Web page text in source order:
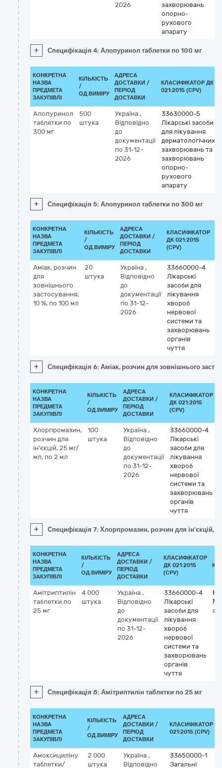
2026
захворювань
опорно-
рухового
апарату
+ Специфікація 4: Алопуринол таблетки по 100 мг
КОНКРЕТНА
НАЗВА
ПРЕДМЕТА
ЗАКУПІВЛІ
КІЛЬКІСТЬ
/
ОД.ВИМІРУ
АДРЕСА
ДОСТАВКИ /
ПЕРІОД
ДОСТАВКИ
КЛАСИФІКАТОР ДК
021:2015 (CPV)
Алопуринол
таблетки по
300 мг
500
штука
Україна ,
Відповідно
до
документації
по 31-12-
2026
33630000-5
Лікарські засоби
для лікування
дерматологічних
захворювань та
захворювань
опорно-
рухового
апарату
+ Специфікація 5: Алопуринол таблетки по 300 мг
КОНКРЕТНА
НАЗВА
ПРЕДМЕТА
ЗАКУПІВЛІ
КІЛЬКІСТЬ
/
ОД.ВИМІРУ
АДРЕСА
ДОСТАВКИ /
ПЕРІОД
ДОСТАВКИ
КЛАСИФІКАТОР
ДК 021:2015
(CPV)
Аміак, розчин
для
зовнішнього
застосування,
10 %, по 100 мл
20
штука
Україна ,
Відповідно
до
документації
по 31-12-
2026
33660000-4
Лікарські
засоби для
лікування
хвороб
нервової
системи та
захворювань
органів
чуття
+ Специфікація 6: Аміак, розчин для зовнішнього
КОНКРЕТНА
НАЗВА
ПРЕДМЕТА
ЗАКУПІВЛІ
КІЛЬКІСТЬ
/
ОД.ВИМІРУ
АДРЕСА
ДОСТАВКИ /
ПЕРІОД
ДОСТАВКИ
КЛАСИФІКАТОР
ДК 021:2015
(CPV)
Хлорпромазин,
розчин для
ін'єкцій, 25 мг/
мл, по 2 мл
100
штука
Україна ,
Відповідно
до
документації
по 31-12-
2026
33660000-4
Лікарські
засоби для
лікування
хвороб
нервової
системи та
захворювань
органів
чуття
+ Специфікація 7: Хлорпромазин, розчин для ін'єкцій,
КОНКРЕТНА
НАЗВА
ПРЕДМЕТА
ЗАКУПІВЛІ
КІЛЬКІСТЬ
/
ОД.ВИМІРУ
АДРЕСА
ДОСТАВКИ /
ПЕРІОД
ДОСТАВКИ
КЛАСИФІКАТОР
ДК 021:2015
(CPV)
Амітриптилін
таблетки по
25 мг
4 000
штука
Україна ,
Відповідно
до
документації
по 31-12-
2026
33660000-4
Лікарські
засоби для
лікування
хвороб
нервової
системи та
захворювань
органів
чуття
+ Специфікація 8: Амітриптилін таблетки по 25 мг
КОНКРЕТНА
НАЗВА
ПРЕДМЕТА
ЗАКУПІВЛІ
КІЛЬКІСТЬ
/
ОД.ВИМІРУ
АДРЕСА
ДОСТАВКИ /
ПЕРІОД
ДОСТАВКИ
КЛАСИФІКАТОР ДК
021:2015 (CPV)
Амоксициліну
таблетки/
2 000
штука
Україна ,
Відповідно
33650000-1
Загальні